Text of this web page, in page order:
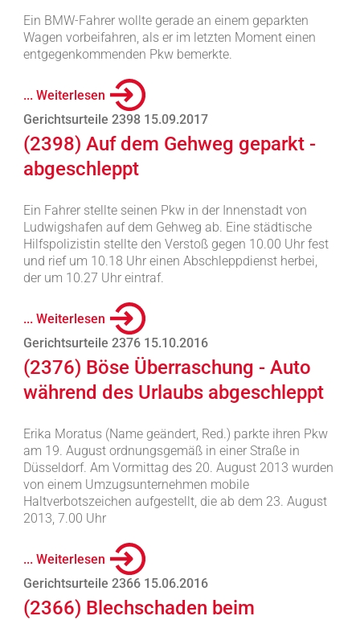
Ein BMW-Fahrer wollte gerade an einem geparkten
Wagen vorbeifahren, als er im letzten Moment einen
entgegenkommenden Pkw bemerkte.
... Weiterlesen
Gerichtsurteile 2398 15.09.2017
(2398) Auf dem Gehweg geparkt -
abgeschleppt
Ein Fahrer stellte seinen Pkw in der Innenstadt von
Ludwigshafen auf dem Gehweg ab. Eine städtische
Hilfspolizistin stellte den Verstoß gegen 10.00 Uhr fest
und rief um 10.18 Uhr einen Abschleppdienst herbei,
der um 10.27 Uhr eintraf.
... Weiterlesen
Gerichtsurteile 2376 15.10.2016
(2376) Böse Überraschung - Auto
während des Urlaubs abgeschleppt
Erika Moratus (Name geändert, Red.) parkte ihren Pkw
am 19. August ordnungsgemäß in einer Straße in
Düsseldorf. Am Vormittag des 20. August 2013 wurden
von einem Umzugsunternehmen mobile
Haltverbotszeichen aufgestellt, die ab dem 23. August
2013, 7.00 Uhr
... Weiterlesen
Gerichtsurteile 2366 15.06.2016
(2366) Blechschaden beim